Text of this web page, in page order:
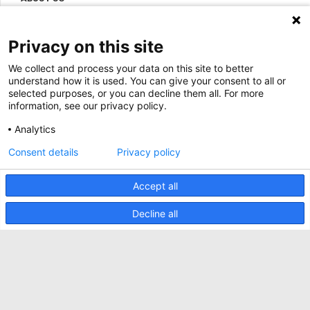
Whitepapers
Specification Tools
Jobs
News
Cases
Upcoming events
Contact us
Terms and conditions
CO2 awareness ladder
Politique de confidentialité
Signaler un incident de sécurité
Minkels utilise des cookies pour s'assurer que
vous avez la meilleure expérience possible sur
notre site web. Les cookies fonctionnels
assurent le bon fonctionnement du site web et
sont toujours utilisés. Minkels utilise également
des cookies analytiques, des cookies de médias
sociaux et des cookies pour la publicité et le
marketing.
Pour en savoir plus sur les différents types de
. Si vous ne souhaitez pas
accepter nos cookies (à l'exception des cookies
fonctionnels), cliquezici.
Privacy on this site
We collect and process your data on this site to better
understand how it is used. You can give your consent to all or
selected purposes, or you can decline them all. For more
information, see our privacy policy.
Analytics
Accept all
Decline all
Consent details Privacy policy